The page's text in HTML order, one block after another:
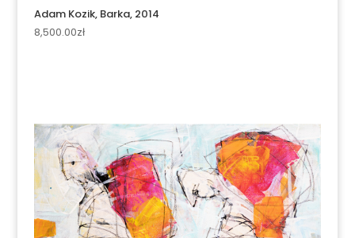
Adam Kozik, Barka, 2014
8,500.00zł